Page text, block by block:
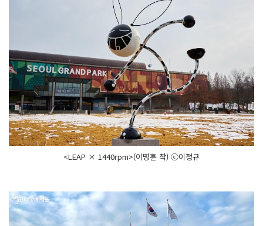
<LEAP × 1440rpm>(이명훈 작) ⓒ이정규